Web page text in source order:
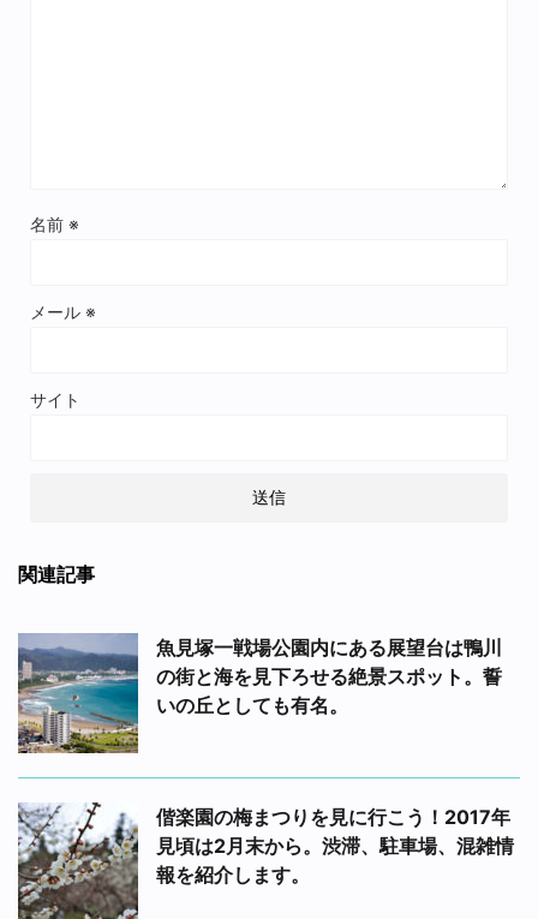
名前 ※
メール ※
サイト
関連記事
魚見塚一戦場公園内にある展望台は鴨川
の街と海を見下ろせる絶景スポット。誓
いの丘としても有名。
偕楽園の梅まつりを見に行こう！2017年
見頃は2月末から。渋滞、駐車場、混雑情
報を紹介します。